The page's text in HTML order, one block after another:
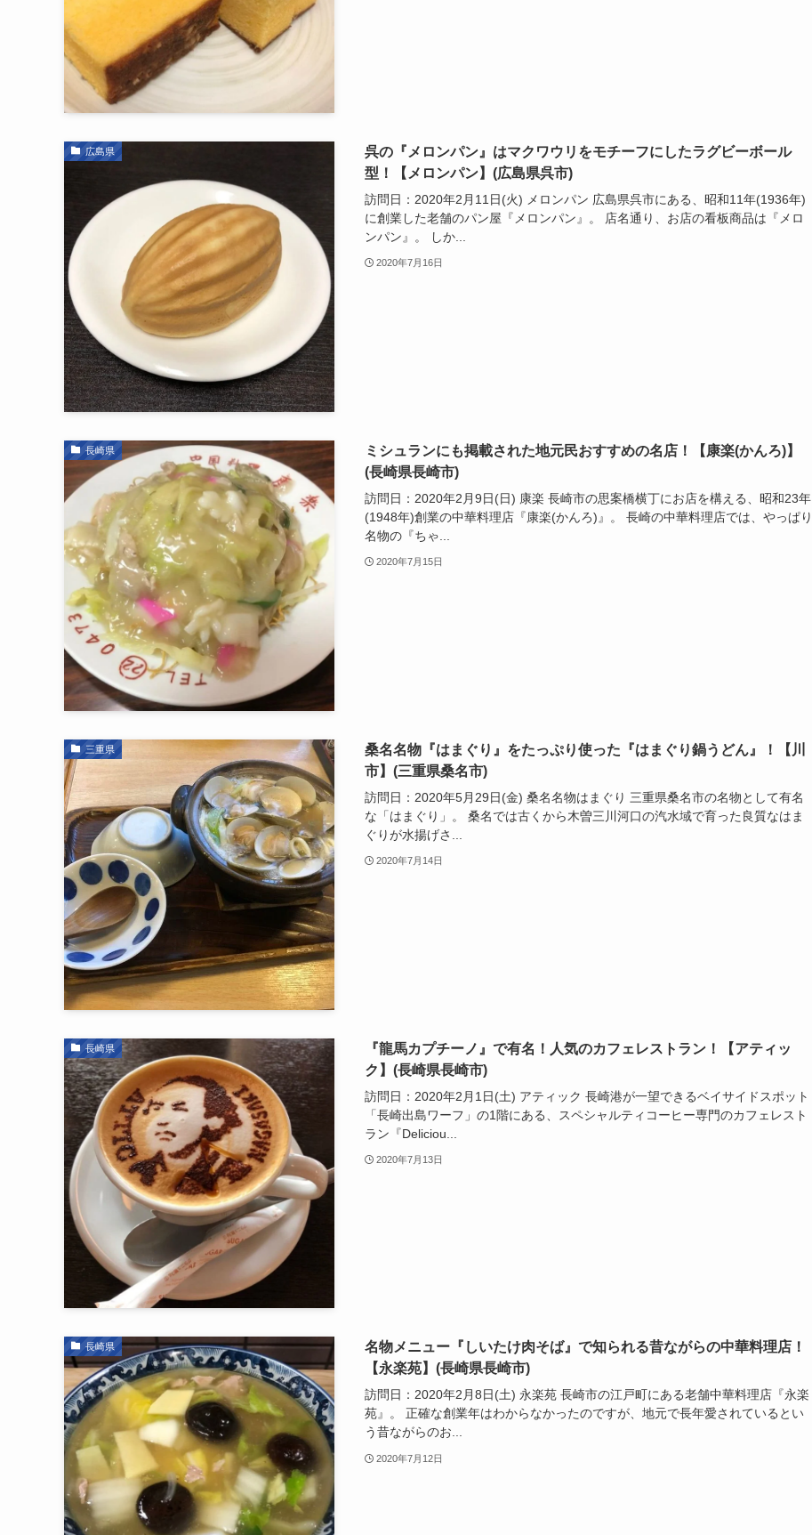
広島県
呉の『メロンパン』はマクワウリをモチーフにしたラグビーボール
型！【メロンパン】(広島県呉市)
訪問日：2020年2月11日(火) メロンパン 広島県呉市にある、昭和11年(1936年)
に創業した老舗のパン屋『メロンパン』。 店名通り、お店の看板商品は『メロ
ンパン』。 しか...
2020年7月16日
長崎県
ミシュランにも掲載された地元民おすすめの名店！【康楽(かんろ)】
(長崎県長崎市)
訪問日：2020年2月9日(日) 康楽 長崎市の思案橋横丁にお店を構える、昭和23年
(1948年)創業の中華料理店『康楽(かんろ)』。 長崎の中華料理店では、やっぱり
名物の『ちゃ...
2020年7月15日
三重県
桑名名物『はまぐり』をたっぷり使った『はまぐり鍋うどん』！【川
市】(三重県桑名市)
訪問日：2020年5月29日(金) 桑名名物はまぐり 三重県桑名市の名物として有名
な「はまぐり」。 桑名では古くから木曽三川河口の汽水域で育った良質なはま
ぐりが水揚げさ...
2020年7月14日
長崎県
『龍馬カプチーノ』で有名！人気のカフェレストラン！【アティッ
ク】(長崎県長崎市)
訪問日：2020年2月1日(土) アティック 長崎港が一望できるベイサイドスポット
「長崎出島ワーフ」の1階にある、スペシャルティコーヒー専門のカフェレスト
ラン『Deliciou...
2020年7月13日
長崎県
名物メニュー『しいたけ肉そば』で知られる昔ながらの中華料理店！
【永楽苑】(長崎県長崎市)
訪問日：2020年2月8日(土) 永楽苑 長崎市の江戸町にある老舗中華料理店『永楽
苑』。 正確な創業年はわからなかったのですが、地元で長年愛されているとい
う昔ながらのお...
2020年7月12日